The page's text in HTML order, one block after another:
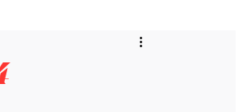
DESIGN & CREATIVITE